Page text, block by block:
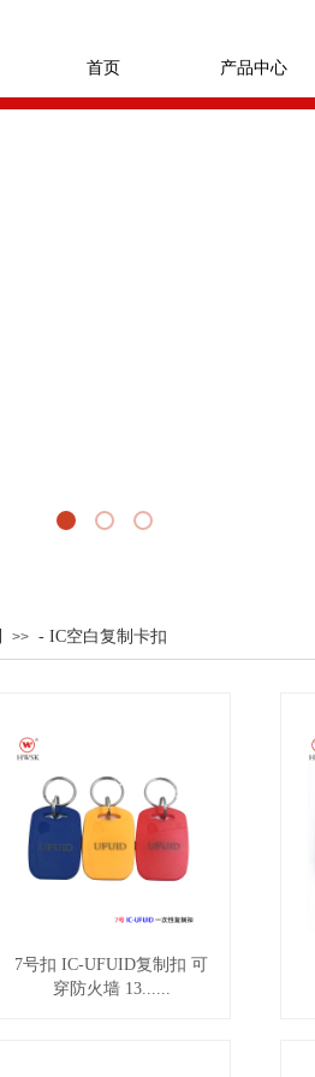
首页 产品中心
>> - IC空白复制卡扣
7号扣 IC-UFUID复制扣 可
穿防火墙 13......